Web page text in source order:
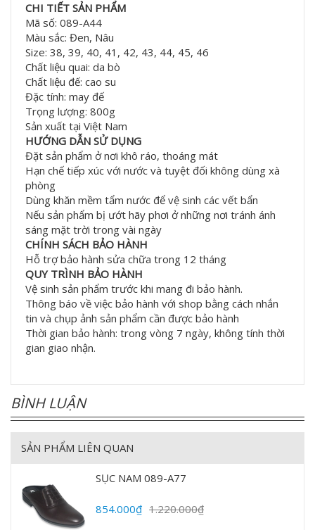
CHI TIẾT SẢN PHẨM
Mã số: 089-A44
Màu sắc: Đen, Nâu
Size: 38, 39, 40, 41, 42, 43, 44, 45, 46
Chất liệu quai: da bò
Chất liệu đế: cao su
Đặc tính: may đế
Trọng lượng: 800g
Sản xuất tại Việt Nam
HƯỚNG DẪN SỬ DỤNG
Đặt sản phẩm ở nơi khô ráo, thoáng mát
Hạn chế tiếp xúc với nước và tuyệt đối không dùng xà
phòng
Dùng khăn mềm tẩm nước để vệ sinh các vết bẩn
Nếu sản phẩm bị ướt hãy phơi ở những nơi tránh ánh
sáng mặt trời trong vài ngày
CHÍNH SÁCH BẢO HÀNH
Hỗ trợ bảo hành sửa chữa trong 12 tháng
QUY TRÌNH BẢO HÀNH
Vệ sinh sản phẩm trước khi mang đi bảo hành.
Thông báo về việc bảo hành với shop bằng cách nhắn
tin và chụp ảnh sản phẩm cần được bảo hành
Thời gian bảo hành: trong vòng 7 ngày, không tính thời
gian giao nhận.
BÌNH LUẬN
SẢN PHẨM LIÊN QUAN
SỤC NAM 089-A77
854.000₫ 1.220.000₫